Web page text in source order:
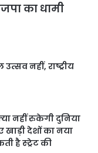
का धामी
नहीं, राष्ट्रीय
नहीं रुकेगी दुनिया
खाड़ी देशों का नया
है स्ट्रेट की